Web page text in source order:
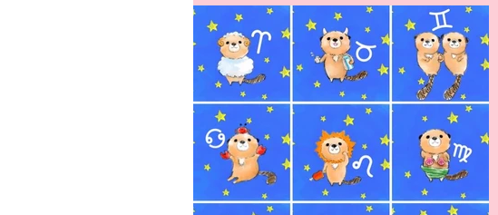
されています！ もう８回目となります。 こちらのサイトか
らご覧になれます^^ ↓
http://renkami.indexweb.co.jp/page/mizut...